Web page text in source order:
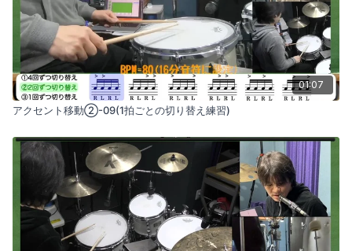
アクセントを置くスタイル。
練習手順:
オスティナートを維持しながら、バスドラムとハイハ
ットのパターンを自由に作成。
6ウェイビートの練習の進め方
オスティナートの練習を繰り返し行い、身体で覚え込
む。
ようにする。
アクセントのメリハリを意識しながら、バスドラムを加
えて複合的な練習を行う。
これらのパターンを体に馴染ませ、自由に組み合わせられるスキ
ルの習得を目指します。
01:07
アクセント移動②-09(1拍ごとの切り替え練習)